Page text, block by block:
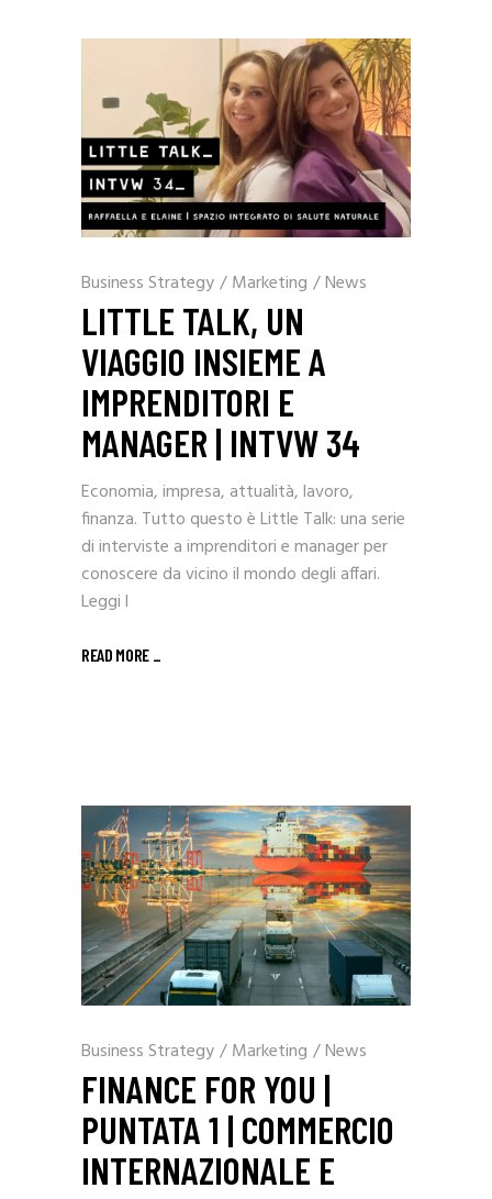
Business Strategy/ Marketing /News
LITTLE TALK, UN
VIAGGIO INSIEME A
IMPRENDITORI E
MANAGER | INTVW 34
Economia, impresa, attualità, lavoro,
finanza. Tutto questo è Little Talk: una serie
di interviste a imprenditori e manager per
conoscere da vicino il mondo degli affari.
Leggi l
READ MORE _
Business Strategy/ Marketing /News
FINANCE FOR YOU |
PUNTATA 1 | COMMERCIO
INTERNAZIONALE E